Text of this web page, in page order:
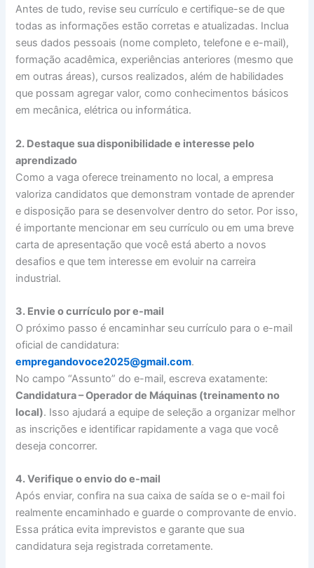
Antes de tudo, revise seu currículo e certifique-se de que
todas as informações estão corretas e atualizadas. Inclua
seus dados pessoais (nome completo, telefone e e-mail),
formação acadêmica, experiências anteriores (mesmo que
em outras áreas), cursos realizados, além de habilidades
que possam agregar valor, como conhecimentos básicos
em mecânica, elétrica ou informática.
2. Destaque sua disponibilidade e interesse pelo
aprendizado
Como a vaga oferece treinamento no local, a empresa
valoriza candidatos que demonstram vontade de aprender
e disposição para se desenvolver dentro do setor. Por isso,
é importante mencionar em seu currículo ou em uma breve
carta de apresentação que você está aberto a novos
desafios e que tem interesse em evoluir na carreira
industrial.
3. Envie o currículo por e-mail
O próximo passo é encaminhar seu currículo para o e-mail
oficial de candidatura:
empregandovoce2025@gmail.com.
No campo “Assunto” do e-mail, escreva exatamente:
Candidatura – Operador de Máquinas (treinamento no
local). Isso ajudará a equipe de seleção a organizar melhor
as inscrições e identificar rapidamente a vaga que você
deseja concorrer.
4. Verifique o envio do e-mail
Após enviar, confira na sua caixa de saída se o e-mail foi
realmente encaminhado e guarde o comprovante de envio.
Essa prática evita imprevistos e garante que sua
candidatura seja registrada corretamente.